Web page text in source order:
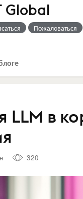
Global
Пожаловаться
LLM в
320